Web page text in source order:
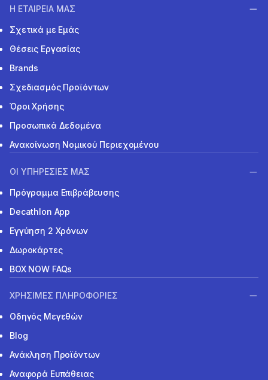
Η ΕΤΑΙΡΕΙΑ ΜΑΣ
Σχετικά με Εμάς
Θέσεις Εργασίας
Brands
Σχεδιασμός Προϊόντων
Όροι Χρήσης
Προσωπικά Δεδομένα
Ανακοίνωση Νομικού Περιεχομένου
ΟΙ ΥΠΗΡΕΣΙΕΣ ΜΑΣ
Πρόγραμμα Επιβράβευσης
Decathlon App
Εγγύηση 2 Χρόνων
Δωροκάρτες
BOX NOW FAQs
ΧΡΗΣΙΜΕΣ ΠΛΗΡΟΦΟΡΙΕΣ
Οδηγός Μεγεθών
Blog
Ανάκληση Προϊόντων
Αναφορά Ευπάθειας